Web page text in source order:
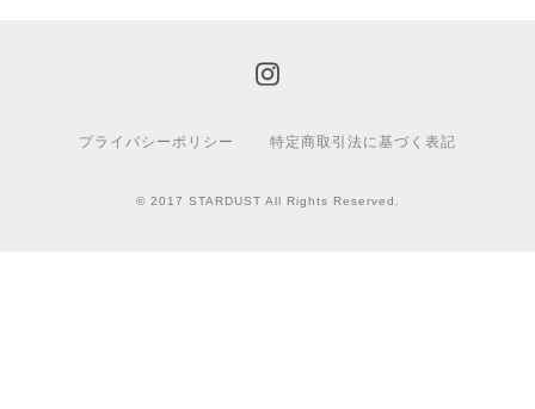
プライバシーポリシー 特定商取引法に基づく表記
© 2017 STARDUST All Rights Reserved.